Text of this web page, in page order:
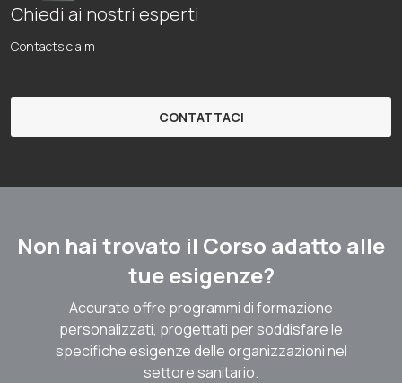
Chiedi ai nostri esperti
Contacts claim
CONTATTACI
Non hai trovato il Corso adatto alle
tue esigenze?
Accurate offre programmi di formazione
personalizzati, progettati per soddisfare le
specifiche esigenze delle organizzazioni nel
settore sanitario.